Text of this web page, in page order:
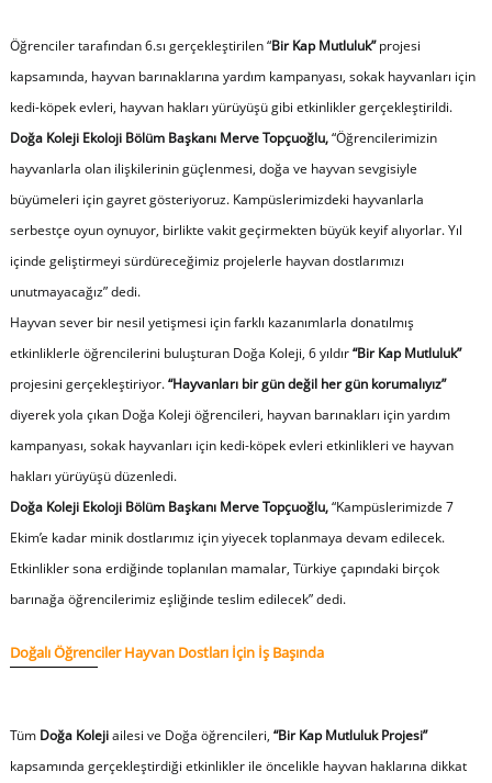
Öğrenciler tarafından 6.sı gerçekleştirilen “Bir Kap Mutluluk”projesi
kapsamında, hayvan barınaklarına yardım kampanyası, sokak hayvanları için
kedi-köpek evleri, hayvan hakları yürüyüşü gibi etkinlikler gerçekleştirildi.
Doğa Koleji Ekoloji Bölüm Başkanı Merve Topçuoğlu,“Öğrencilerimizin
hayvanlarla olan ilişkilerinin güçlenmesi, doğa ve hayvan sevgisiyle
büyümeleri için gayret gösteriyoruz. Kampüslerimizdeki hayvanlarla
serbestçe oyun oynuyor, birlikte vakit geçirmekten büyük keyif alıyorlar. Yıl
içinde geliştirmeyi sürdüreceğimiz projelerle hayvan dostlarımızı
unutmayacağız” dedi.
Hayvan sever bir nesil yetişmesi için farklı kazanımlarla donatılmış
etkinliklerle öğrencilerini buluşturan Doğa Koleji, 6 yıldır“Bir Kap Mutluluk”
projesini gerçekleştiriyor.“Hayvanları bir gün değil her gün korumalıyız”
diyerek yola çıkan Doğa Koleji öğrencileri, hayvan barınakları için yardım
kampanyası, sokak hayvanları için kedi-köpek evleri etkinlikleri ve hayvan
hakları yürüyüşü düzenledi.
Doğa Koleji Ekoloji Bölüm Başkanı Merve Topçuoğlu,“Kampüslerimizde 7
Ekim’e kadar minik dostlarımız için yiyecek toplanmaya devam edilecek.
Etkinlikler sona erdiğinde toplanılan mamalar, Türkiye çapındaki birçok
barınağa öğrencilerimiz eşliğinde teslim edilecek”dedi.
Doğalı Öğrenciler Hayvan Dostları İçin İş Başında
Tüm Doğa Kolejiailesi ve Doğa öğrencileri, “Bir Kap Mutluluk Projesi”
kapsamında gerçekleştirdiği etkinlikler ile öncelikle hayvan haklarına dikkat